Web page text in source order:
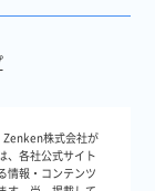
株式会社が
、各社公式サイト
情報・コンテンツ